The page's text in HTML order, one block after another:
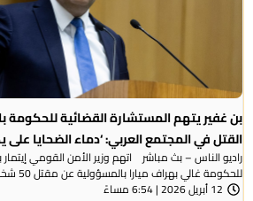
بن غفير يتهم المستشارة القضائية للحكومة
القتل في المجتمع العربي: ‘دماء الضحايا على
راديو الناس – بث مباشر اتهم وزير الأمن القومي إيتمار
للحكومة غالي بهراف ميارا بالمسؤولية عن مقتل 50 شخصًا في المجتمع ...
12 أبريل 2026 | 6:54 مساءً